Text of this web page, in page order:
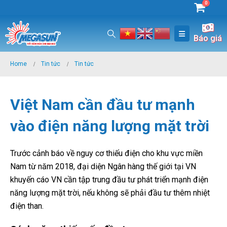
0
Báo giá
Home Tin tức Tin tức
Việt Nam cần đầu tư mạnh
vào điện năng lượng mặt trời
Trước cảnh báo về nguy cơ thiếu điện cho khu vực miền
Nam từ năm 2018, đại diện Ngân hàng thế giới tại VN
khuyến cáo VN cần tập trung đầu tư phát triển mạnh điện
năng lượng mặt trời, nếu không sẽ phải đầu tư thêm nhiệt
điện than.